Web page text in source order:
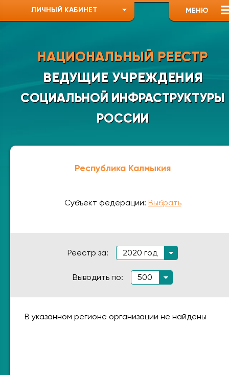
МЕНЮ
ЛИЧНЫЙ КАБИНЕТ
НАЦИОНАЛЬНЫЙ РЕЕСТР
ВЕДУЩИЕ УЧРЕЖДЕНИЯ
СОЦИАЛЬНОЙ ИНФРАСТРУКТУРЫ
РОССИИ
Республика Калмыкия
Субъект федерации: Выбрать
Реестр за: 2020 год
Выводить по: 500
В указанном регионе организации не найдены